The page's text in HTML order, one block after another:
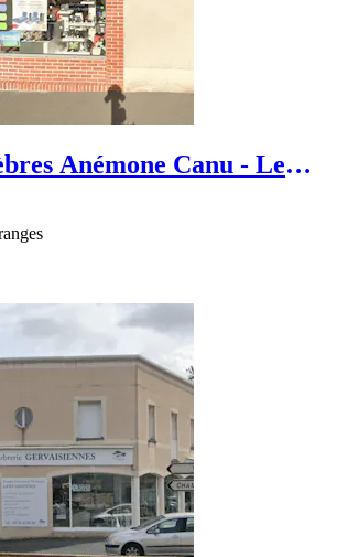
Anémone Canu - Le